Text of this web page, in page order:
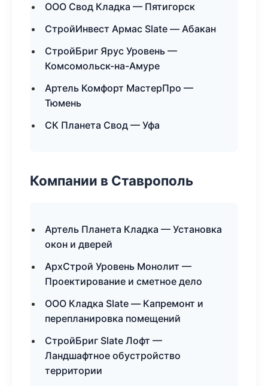
ООО Свод Кладка — Пятигорск
СтройИнвест Армас Slate — Абакан
СтройБриг Ярус Уровень —
Комсомольск-на-Амуре
Артель Комфорт МастерПро —
Тюмень
СК Планета Свод — Уфа
Компании в Ставрополь
Артель Планета Кладка — Установка
окон и дверей
АрхСтрой Уровень Монолит —
Проектирование и сметное дело
ООО Кладка Slate — Капремонт и
перепланировка помещений
СтройБриг Slate Лофт —
Ландшафтное обустройство
территории